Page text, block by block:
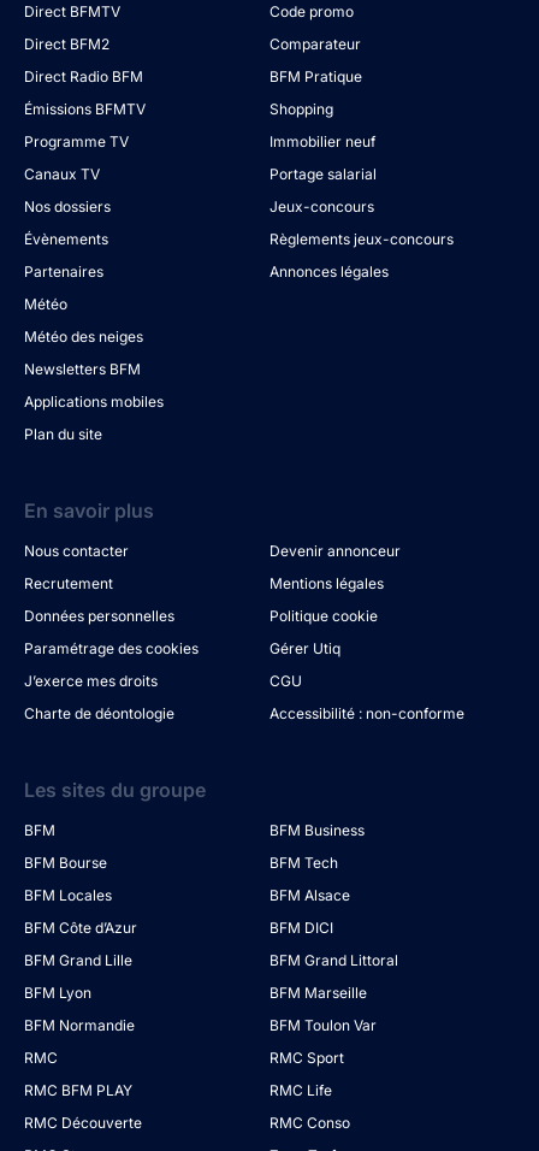
Direct BFMTV
Direct BFM2
Direct Radio BFM
Émissions BFMTV
Programme TV
Canaux TV
Nos dossiers
Évènements
Partenaires
Météo
Météo des neiges
Newsletters BFM
Applications mobiles
Plan du site
Code promo
Comparateur
BFM Pratique
Shopping
Immobilier neuf
Portage salarial
Jeux-concours
Règlements jeux-concours
Annonces légales
En savoir plus
Nous contacter
Devenir annonceur
Recrutement
Mentions légales
Données personnelles
Politique cookie
Paramétrage des cookies
Gérer Utiq
J’exerce mes droits
CGU
Charte de déontologie
Accessibilité : non-conforme
Les sites du groupe
BFM
BFM Business
BFM Bourse
BFM Tech
BFM Locales
BFM Alsace
BFM Côte d’Azur
BFM DICI
BFM Grand Lille
BFM Grand Littoral
BFM Lyon
BFM Marseille
BFM Normandie
BFM Toulon Var
RMC
RMC Sport
RMC BFM PLAY
RMC Life
RMC Découverte
RMC Conso